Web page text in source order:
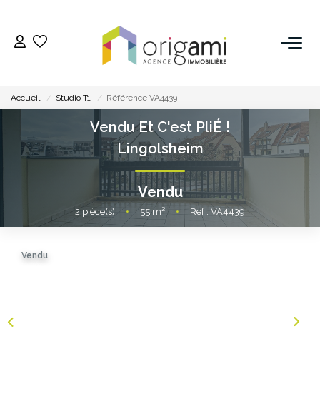
ACHETER
LOUER
VENDRE
Accueil Studio T1 Référence VA4439
Vendu Et C'est PliÉ !
Lingolsheim
Vendu
2 pièce(s) • 55 m² • Réf : VA4439
Vendu